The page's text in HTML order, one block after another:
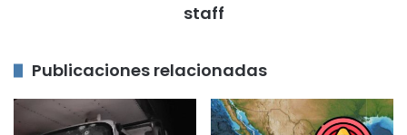
staff
Publicaciones relacionadas